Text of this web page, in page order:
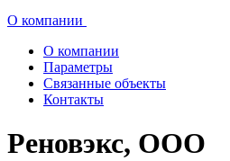
О компании
О компании
Параметры
Связанные объекты
Контакты
Реновэкс, ООО